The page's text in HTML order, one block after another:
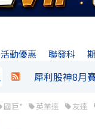
活動優惠 聯發科
犀利股神8月
國巨* 英業達 友達